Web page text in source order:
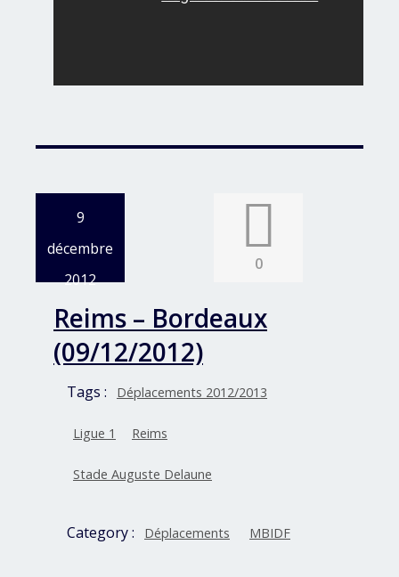
9
décembre
2012
0
Reims – Bordeaux
(09/12/2012)
Tags : Déplacements 2012/2013
Ligue 1 Reims
Stade Auguste Delaune
Category : Déplacements MBIDF